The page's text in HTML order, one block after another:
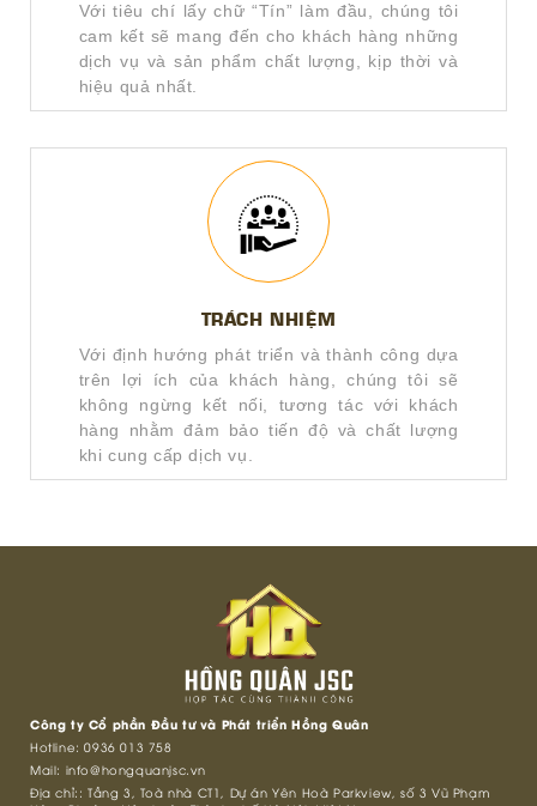
Với tiêu chí lấy chữ “Tín” làm đầu, chúng tôi
cam kết sẽ mang đến cho khách hàng những
dịch vụ và sản phẩm chất lượng, kịp thời và
hiệu quả nhất.
TRÁCH NHIỆM
Với định hướng phát triển và thành công dựa
trên lợi ích của khách hàng, chúng tôi sẽ
không ngừng kết nối, tương tác với khách
hàng nhằm đảm bảo tiến độ và chất lượng
khi cung cấp dịch vụ.
Công ty Cổ phần Đầu tư và Phát triển Hồng Quân
Hotline:0936 013 758
Mail: info@hongquanjsc.vn
Địa chỉ:: Tầng 3, Toà nhà CT1, Dự án Yên Hoà Parkview, số 3 Vũ Phạm